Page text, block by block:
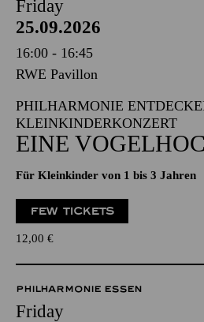
Friday
25.09.2026
16:00 - 16:45
RWE Pavillon
PHILHARMONIE
KLEINKINDERKONZERT
EINE
Für Kleinkinder von 1 bis 3 Jahren
FEW TICKETS
12,00 €
PHILHARMONIE ESSEN
Friday